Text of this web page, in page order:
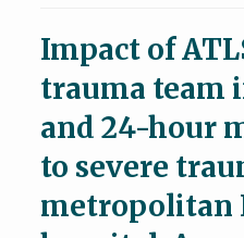
Impact of
trauma team
and 24-hour
to severe
metropolitan